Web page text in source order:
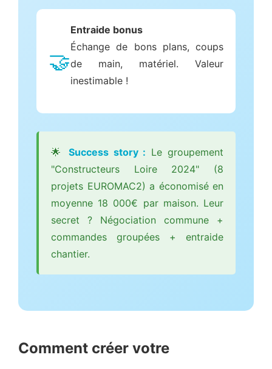
🤝
Entraide bonus
Échange de bons plans, coups
de main, matériel. Valeur
inestimable !
🌟 Success story : Le groupement
"Constructeurs Loire 2024" (8
projets EUROMAC2) a économisé en
moyenne 18 000€ par maison. Leur
secret ? Négociation commune +
commandes groupées + entraide
chantier.
Comment créer votre